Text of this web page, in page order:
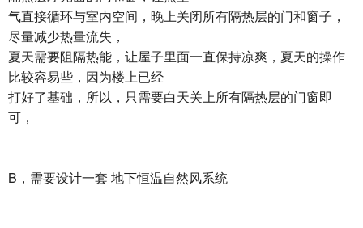
气直接循环与室内空间，晚上关闭所有隔热层的门和窗子，
尽量减少热量流失，
夏天需要阻隔热能，让屋子里面一直保持凉爽，夏天的操作
比较容易些，因为楼上已经
打好了基础，所以，只需要白天关上所有隔热层的门窗即
可，
B，需要设计一套 地下恒温自然风系统